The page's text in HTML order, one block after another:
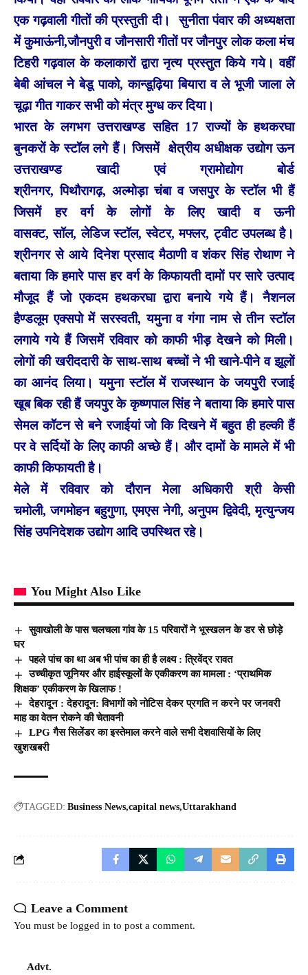
एक गढ़वाली गीतों की प्रस्तुती दी। सुनीता पंवार की अध्यक्षता
में कुमाऊंनी,जौनपुरी व जौनसारी गीतों पर जौनपुर लोक कला मंच
टिहरी गढ़वाल के कलाकारों द्वारा नृत्य प्रस्तुत किये गये। वहीं
बेबी आंचल ने बेडू पाको, कान्डूढ़िया बियारा व ले भूजी जाला ले
चूढ़ा गीत गाकर सभी को मंत्र मुग्ध कर दिया।
भारत के लगभग उत्तराखण्ड सहित 17 राज्यों के हथकरघा
बुनकरों के स्टॉल लगे हैं। जिसमें क्षेत्रीय अधीक्षक उद्योग ऊन
उत्तराखण्ड खादी एवं ग्रामोद्योग बोर्ड
श्रीनगर, पिथौरागढ़, अल्मोड़ा चंबा व जसपुर के स्टॉल भी हैं
जिसमें हर वर्ग के लोगों के लिए खादी व ऊनी
वासक्ट, सॉल, लेडिज स्टॉल, स्वेटर, मफ्लर, ट्वीट उपलब्ध है।
श्रीनगर से आये दिनेश प्रसाद मैठाणी व शंकर सिंह रोथाण ने
बताया कि हमारे पास हर वर्ग के किफायती दामों पर सारे उत्पाद
मौजूद हैं जो एकदम हथकरघा द्वारा बनाये गये हैं। नैशनल
हैण्डलूम एक्सपो में सरस्वती, यमुना व गंगा नाम से तीन स्टॉल
लगाये गये हैं जिसमें रविवार को काफी भीड़ देखने को मिली।
लोगों की खरीददारी के साथ-साथ बच्चों ने भी खाने-पीने व झूलों
का आनंद लिया। यमुना स्टॉल में राजस्थान के जयपुरी रजाई
खूब बिक रही हैं जयपुर के कृष्णपाल सिंह ने बताया कि हमारे पास
सेमल कॉटन से बने रजाईयां जो कि दिखने में बहुत ही हल्की हैं
पर वे सर्दियों के लिए काफी अच्छे हैं। और दामों के मामले में भी
काफी किफायती है।
मेले में रविवार को दौरान मेला अधिकारी श्री केसी
चमोली, जगमोहन बहुगुणा, एमएस नेगी, अनुपम द्विवेदी, मृत्युन्जय
सिंह उपनिदेशक उद्योग आदि उपस्थित रहे।
You Might Also Like
सुवाखोली के पास चलचला गांव के 15 परिवारों ने भूस्खलन के डर से छोड़े
घर
पहले पांच का था अब भी पांच का ही है लक्ष्य : त्रिवेंद्र रावत
उच्चीकृत जूनियर और हाईस्कूलों के एकीकरण का मामला : ‘प्राथमिक
शिक्षक’ एकीकरण के खिलाफ !
देहरादून : देहरादून: विभागों को नोटिस देकर प्रगति न करने पर जनवरी
माह का वेतन रोकने की चेतावनी
LPG गैस सिलेंडर का इस्तेमाल करने वाले सभी देशवासियों के लिए
खुशखबरी
TAGGED: Business News capital news Uttarakhand
Leave a Comment
You must be logged in to post a comment.
Advt.